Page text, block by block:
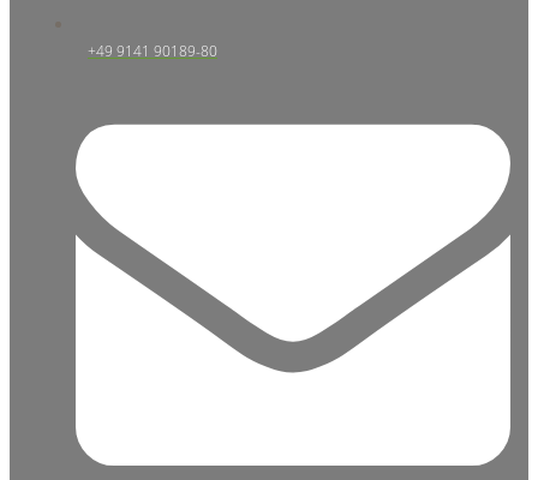
+49 9141 90189-80